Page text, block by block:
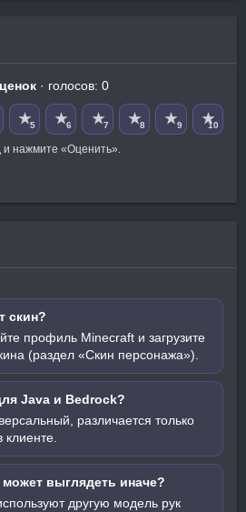
· голосов: 0
★5 ★6 ★7 ★8 ★9 ★10
и нажмите «Оценить».
скин?
профиль Minecraft и загрузите
(раздел «Скин персонажа»).
Java и Bedrock?
различается только
выглядеть иначе?
другую модель рук